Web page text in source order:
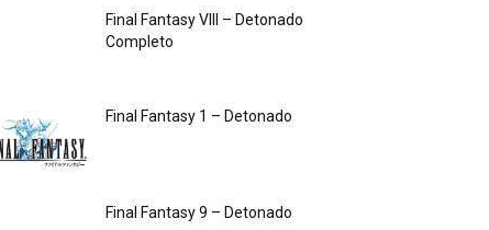
Final Fantasy VIII – Detonado
Completo
Final Fantasy 1 – Detonado
Final Fantasy 9 – Detonado